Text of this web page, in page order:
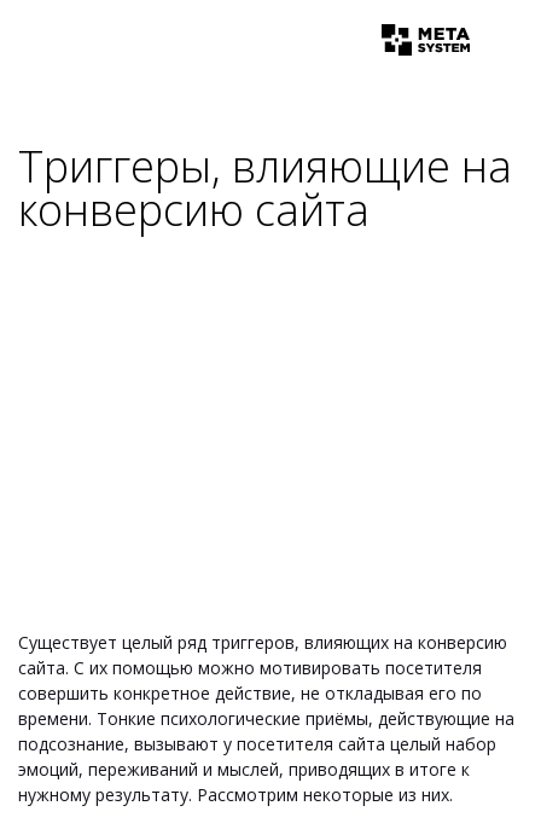
Триггеры, влияющие на
конверсию сайта
Существует целый ряд триггеров, влияющих на конверсию
сайта. С их помощью можно мотивировать посетителя
совершить конкретное действие, не откладывая его по
времени. Тонкие психологические приёмы, действующие на
подсознание, вызывают у посетителя сайта целый набор
эмоций, переживаний и мыслей, приводящих в итоге к
нужному результату. Рассмотрим некоторые из них.